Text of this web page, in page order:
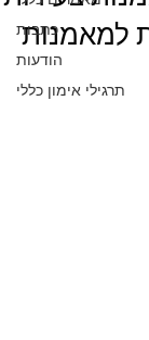
כתבות
הודעות
תרגילי אימון כללי
למאמנות